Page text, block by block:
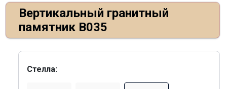
Вертикальный гранитный
памятник В035
Стелла: